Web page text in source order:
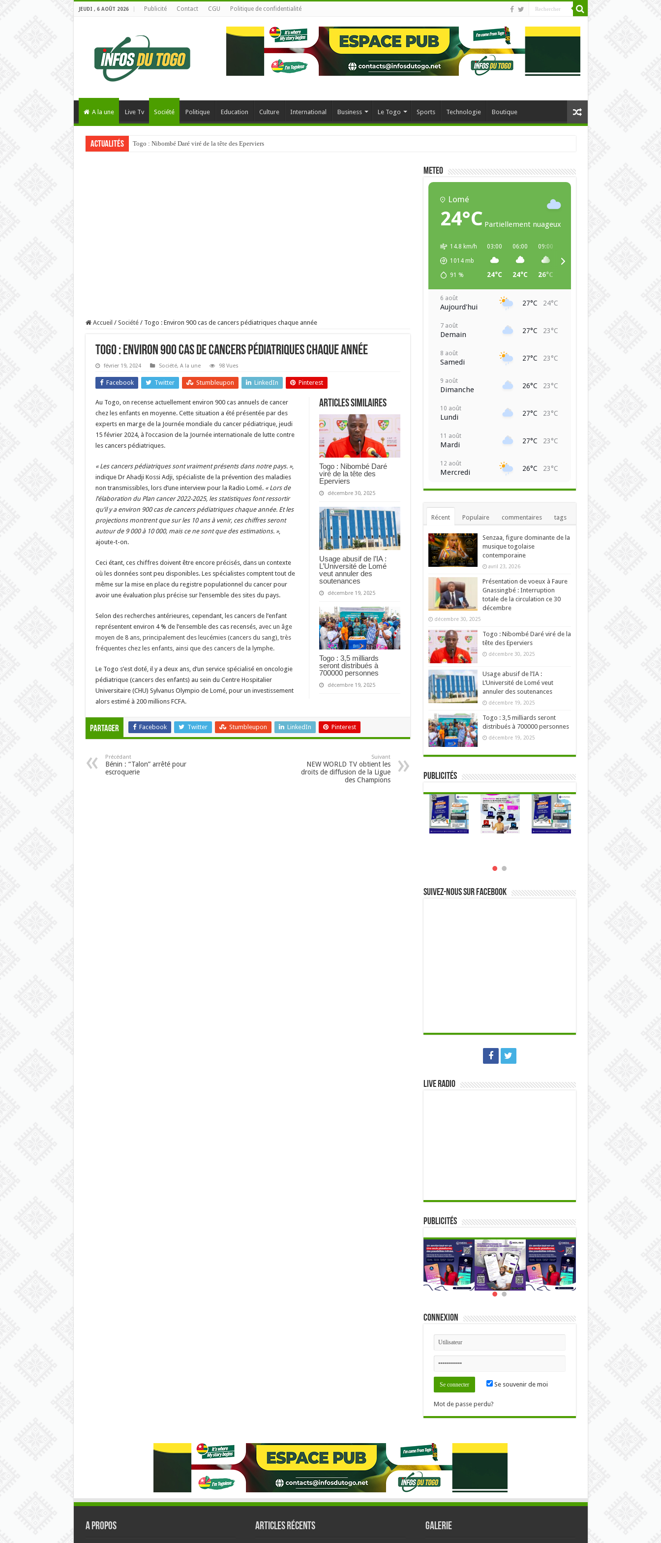
JEUDI , 6 AOÛT 2026 Publicité Contact CGU Politique de confidentialité
A la une Live Tv Société Politique Education Culture International Business Le Togo Sports Technologie Boutique
Actualités Togo : Nibombé Daré viré de la tête des Eperviers
Accueil / Société / Togo : Environ 900 cas de cancers pédiatriques chaque année
Togo : Environ 900 cas de cancers pédiatriques chaque année
février 19, 2024 Société, A la une 98 Vues
Facebook Twitter Stumbleupon LinkedIn Pinterest
Articles similaires
Togo : Nibombé Daré
viré de la tête des
Eperviers
décembre 30, 2025
Usage abusif de l’IA :
L’Université de Lomé
veut annuler des
soutenances
décembre 19, 2025
Togo : 3,5 milliards
seront distribués à
700000 personnes
décembre 19, 2025
Au Togo, on recense actuellement environ 900 cas annuels de cancer
chez les enfants en moyenne. Cette situation a été présentée par des
experts en marge de la Journée mondiale du cancer pédiatrique, jeudi
15 février 2024, à l’occasion de la Journée internationale de lutte contre
les cancers pédiatriques.
« Les cancers pédiatriques sont vraiment présents dans notre pays. »,
indique Dr Ahadji Kossi Adji, spécialiste de la prévention des maladies
non transmissibles, lors d’une interview pour la Radio Lomé. « Lors de
l’élaboration du Plan cancer 2022-2025, les statistiques font ressortir
qu’il y a environ 900 cas de cancers pédiatriques chaque année. Et les
projections montrent que sur les 10 ans à venir, ces chiffres seront
autour de 9 000 à 10 000, mais ce ne sont que des estimations. »,
ajoute-t-on.
Ceci étant, ces chiffres doivent être encore précisés, dans un contexte
où les données sont peu disponibles. Les spécialistes comptent tout de
même sur la mise en place du registre populationnel du cancer pour
avoir une évaluation plus précise sur l’ensemble des sites du pays.
Selon des recherches antérieures, cependant, les cancers de l’enfant
représentent environ 4 % de l’ensemble des cas recensés, avec un âge
moyen de 8 ans, principalement des leucémies (cancers du sang), très
fréquentes chez les enfants, ainsi que des cancers de la lymphe.
Le Togo s’est doté, il y a deux ans, d’un service spécialisé en oncologie
pédiatrique (cancers des enfants) au sein du Centre Hospitalier
Universitaire (CHU) Sylvanus Olympio de Lomé, pour un investissement
alors estimé à 200 millions FCFA.
Partager Facebook Twitter Stumbleupon LinkedIn Pinterest
Précédant
Bénin : “Talon” arrêté pour
escroquerie
Suivant
NEW WORLD TV obtient les
droits de diffusion de la Ligue
des Champions
METEO
Lomé
24°C Partiellement nuageux
14.8 km/h
1014mb
91 %
03:00
24°C
06:00
24°C
09:00
26°C
6 août
Aujourd'hui 27°C 24°C
7 août
Demain 27°C 23°C
8 août
Samedi 27°C 23°C
9 août
Dimanche 26°C 23°C
10 août
Lundi 27°C 23°C
11 août
Mardi 27°C 23°C
12 août
Mercredi 26°C 23°C
Récent Populaire commentaires tags
Senzaa, figure dominante de la
musique togolaise
contemporaine
avril 23, 2026
Présentation de voeux à Faure
Gnassingbé : Interruption
totale de la circulation ce 30
décembre
décembre 30, 2025
Togo : Nibombé Daré viré de la
tête des Eperviers
décembre 30, 2025
Usage abusif de l’IA :
L’Université de Lomé veut
annuler des soutenances
décembre 19, 2025
Togo : 3,5 milliards seront
distribués à 700000 personnes
décembre 19, 2025
Publicités
Suivez-nous sur Facebook
Live Radio
Publicités
Connexion
Se souvenir de moi
Mot de passe perdu?
A PROPOS Articles récents GALERIE